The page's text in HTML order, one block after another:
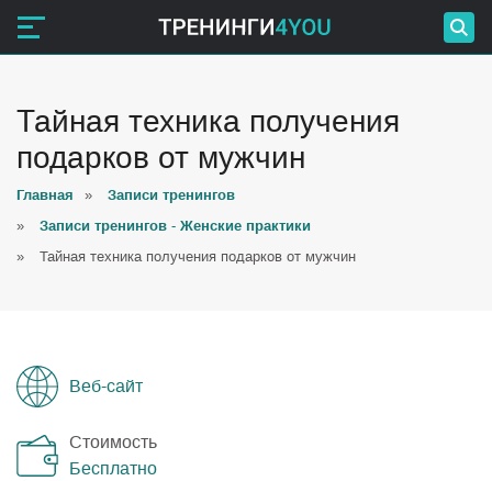
Тайная техника получения
подарков от мужчин
Главная » Записи тренингов
» Записи тренингов - Женские практики
» Тайная техника получения подарков от мужчин
Веб-сайт
Стоимость
Бесплатно